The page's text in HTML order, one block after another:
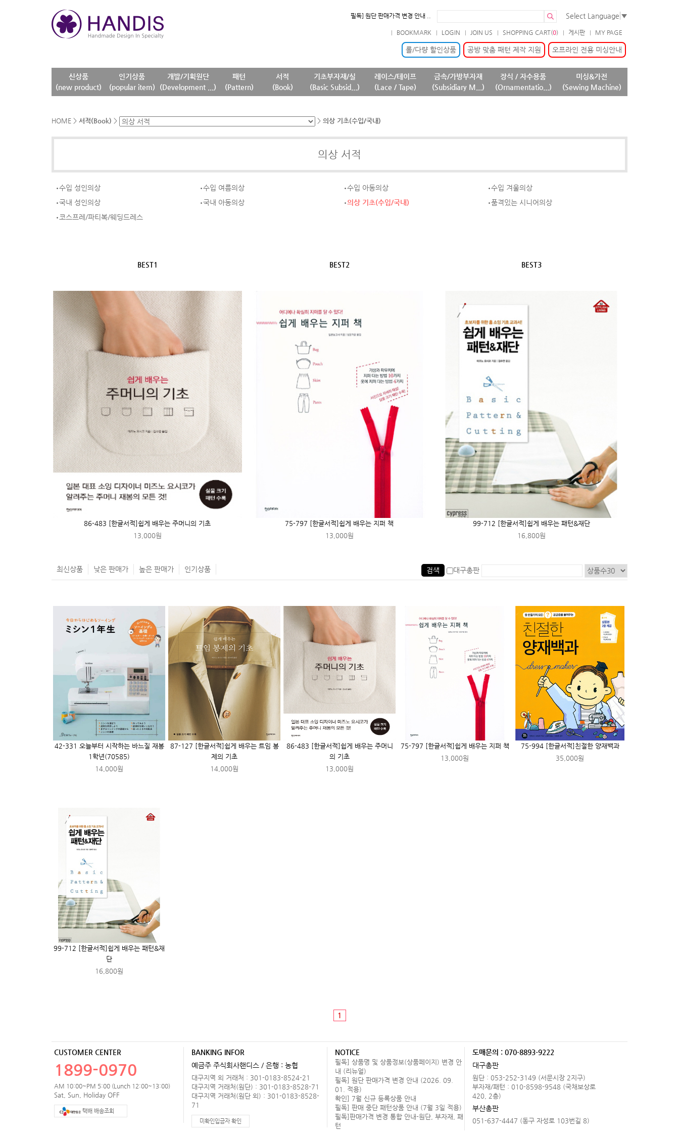
필독] 원단 판매가격 변경 안내 ..
필독] 판매 중단 패턴상품 안내 ..
필독] 상품명 및 상품정보(상품페..
Select Language ▼
MY PAGE
게시판
SHOPPING CART(0)
JOIN US
LOGIN
BOOKMARK
오프라인 전용 미싱안내
공방 맞춤 패턴 제작 지원
롤/다량 할인상품
신상품
(new product)
인기상품
(popular item)
개발/기획원단
(Development ...)
패턴
(Pattern)
서적
(Book)
기초부자재/실
(Basic Subsid...)
레이스/테이프
(Lace / Tape)
금속/가방부자재
(Subsidiary M...)
장식 / 자수용품
(Ornamentatio...)
미싱&가전
(Sewing Machine)
HOME > 서적(Book) > > 의상 기초(수입/국내)
의상 서적
수입 성인의상 수입 여름의상 수입 아동의상
수입 겨울의상
국내 성인의상
국내 아동의상 의상 기초(수입/국내)
품격있는 시니어의상
코스프레/파티복/웨딩드레스
BEST1
86-483 [한글서적]쉽게 배우는 주머니의 기초
13,000원
BEST2
75-797 [한글서적]쉽게 배우는 지퍼 책
13,000원
BEST3
99-712 [한글서적]쉽게 배우는 패턴&재단
16,800원
최신상품 낮은 판매가 높은 판매가 인기상품 검색 대구총판
42-331 오늘부터 시작하는 바느질 재봉
1학년(70585)
14,000원
87-127 [한글서적]쉽게 배우는 트임 봉
제의 기초
14,000원
86-483 [한글서적]쉽게 배우는 주머니
의 기초
13,000원
75-797 [한글서적]쉽게 배우는 지퍼 책
13,000원
75-994 [한글서적]친절한 양재백과
35,000원
99-712 [한글서적]쉽게 배우는 패턴&재
단
16,800원
1
CUSTOMER CENTER
1899-0970
AM 10:00~PM 5:00 (Lunch 12:00~13:00)
Sat, Sun, Holiday OFF
택배 배송조회
BANKING INFOR
예금주 주식회사핸디스 / 은행 : 농협
대구지역 외 거래처 : 301-0183-8524-21
대구지역 거래처(원단) : 301-0183-8528-71
대구지역 거래처(원단 외) : 301-0183-8528-
71
미확인입금자 확인
NOTICE
필독] 상품명 및 상품정보(상품페이지) 변경 안
내 (리뉴얼)
필독] 원단 판매가격 변경 안내 (2026. 09.
01. 적용)
확인] 7월 신규 등록상품 안내
필독] 판매 중단 패턴상품 안내 (7월 3일 적용)
필독]판매가격 변경 통합 안내-원단, 부자재, 패
턴
도매문의 : 070-8893-9222
대구총판
원단 : 053-252-3149 (서문시장 2지구)
부자재/패턴 : 010-8598-9548 (국채보상로
420, 2층)
부산총판
051-637-4447 (동구 자성로 103번길 8)